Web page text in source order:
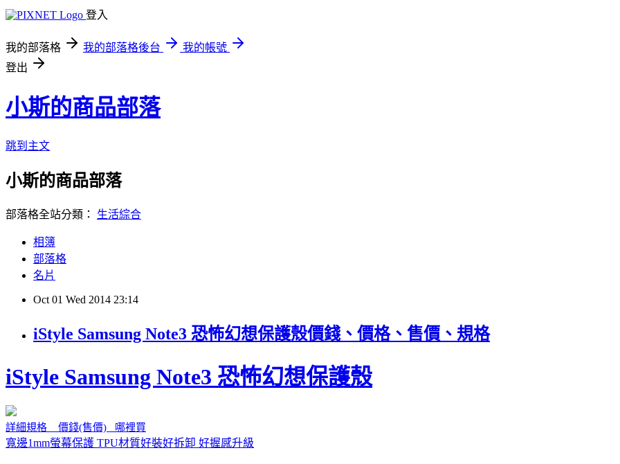
登入
我的部落格 我的部落格後台
我的帳號
登出
小斯的商品部落
跳到主文
小斯的商品部落
部落格全站分類： 生活綜合
相簿
部落格
名片
Oct 01 Wed 2014 23:14
iStyle Samsung Note3 恐怖幻想保護殼價錢、價格、售價、規格
iStyle Samsung Note3 恐怖幻想保護殼
詳細規格 價錢(售價) 哪裡買
寬邊1mm螢幕保護 TPU材質好裝好拆卸 好握感升級